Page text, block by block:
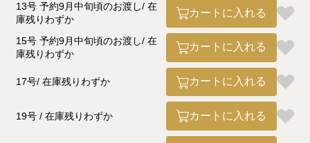
13号 予約9月中旬頃のお渡し
在
庫残りわずか
カートに入れる
15号 予約9月中旬頃のお渡し
在
庫残りわずか
カートに入れる
17号 在庫残りわずか カートに入れる
19号 在庫残りわずか カートに入れる